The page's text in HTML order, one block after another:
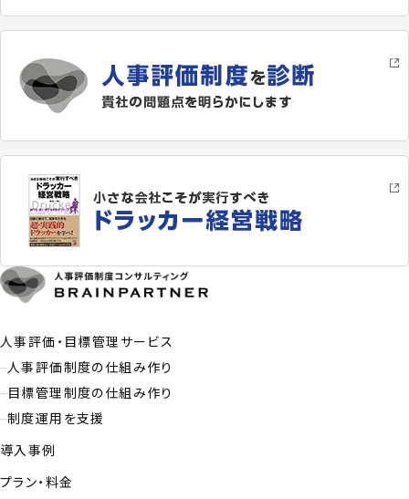
人事評価・目標管理サービス
人事評価制度の仕組み作り
目標管理制度の仕組み作り
制度運用を支援
導入事例
プラン・料金